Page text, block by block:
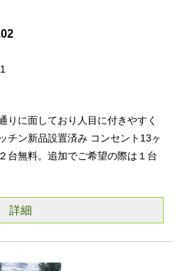
りに面しており人目に付きやすく
チン新品設置済み コンセント13ヶ
台無料。追加でご希望の際は１台
詳細